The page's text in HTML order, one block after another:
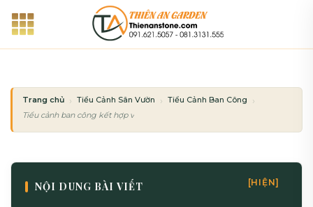
qua
Trang chủ Tiểu Cảnh Sân Vườn
Tiểu Cảnh Ban Công
Tiểu cảnh ban công kết hợp vườn tường đứng: Xu hướng xanh hóa không
NỘI DUNG BÀI VIẾT [HIỆN]